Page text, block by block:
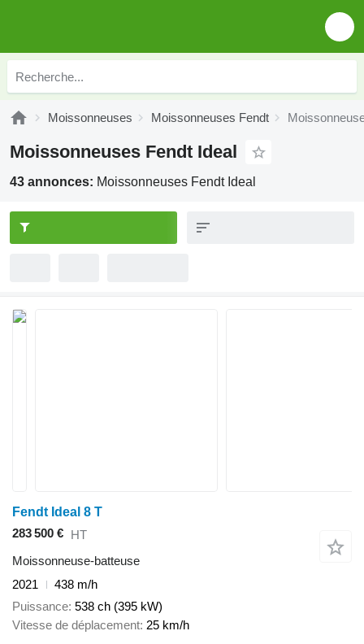
Moissonneuses Moissonneuses Fendt
Moissonneuses Fendt Ideal
43 annonces: Moissonneuses Fendt Ideal
Fendt Ideal 8 T
283 500 € HT
Moissonneuse-batteuse
2021
438 m/h
Puissance 538 ch (395 kW)
Vitesse de déplacement 25 km/h